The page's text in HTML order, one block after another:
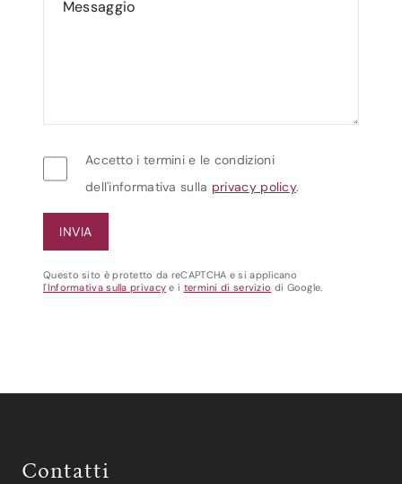
Accetto i termini e le condizioni
dell'informativa sulla privacy policy.
Questo sito è protetto da reCAPTCHA e si applicano
l'Informativa sulla privacy e i termini di servizio di Google.
Contatti